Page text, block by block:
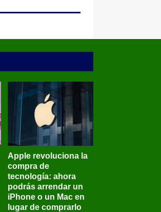
Apple revoluciona la
compra de
tecnología: ahora
podrás arrendar un
iPhone o un Mac en
lugar de comprarlo